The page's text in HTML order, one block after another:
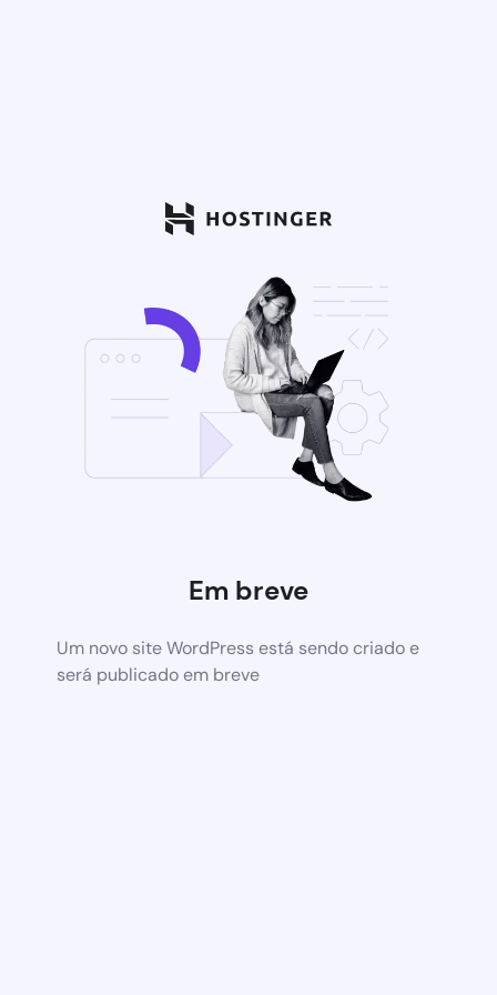
Em breve
Um novo site WordPress está sendo criado e
será publicado em breve